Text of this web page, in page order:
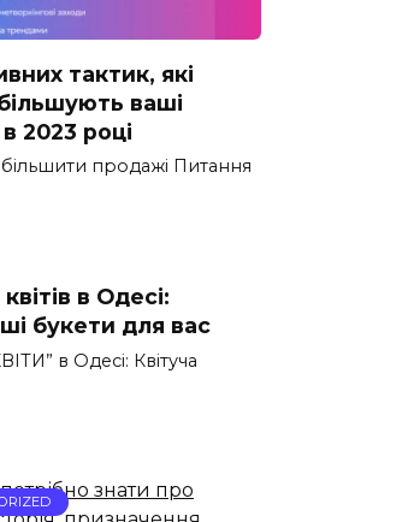
тактик, які
ваші
2023 році
продажі Питання
в Одесі:
букети для вас
в Одесі: Квітуча